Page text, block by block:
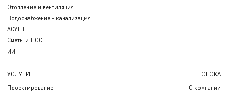
Отопление и вентиляция
Водоснабжение + канализация
АСУТП
Сметы и ПОС
ИИ
УСЛУГИ
Проектирование
ЭНЭКА
О компании